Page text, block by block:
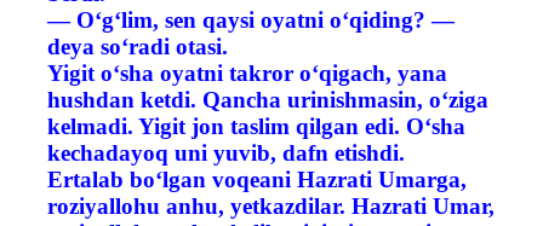
— O‘g‘lim, sen qaysi oyatni o‘qiding? —
deya so‘radi otasi.
Yigit o‘sha oyatni takror o‘qigach, yana
hushdan ketdi. Qancha urinishmasin, o‘ziga
kelmadi. Yigit jon taslim qilgan edi. O‘sha
kechadayoq uni yuvib, dafn etishdi.
Ertalab bo‘lgan voqeani Hazrati Umarga,
roziyallohu anhu, yetkazdilar. Hazrati Umar,